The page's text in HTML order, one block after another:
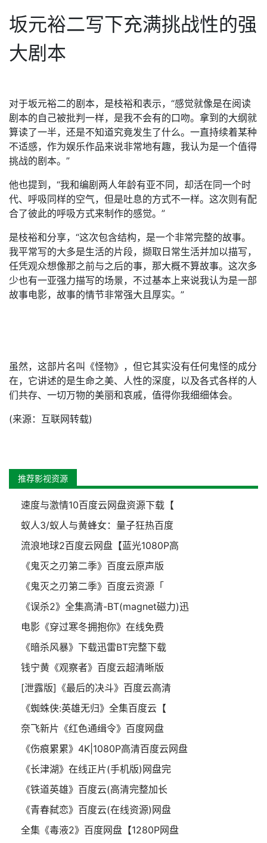
坂元裕二写下充满挑战性的强
大剧本
对于坂元裕二的剧本，是枝裕和表示，“感觉就像是在阅读
剧本的自己被批判一样，是我不会有的口吻。拿到的大纲就
算读了一半，还是不知道究竟发生了什么。一直持续着某种
不适感，作为娱乐作品来说非常地有趣，我认为是一个值得
挑战的剧本。”
他也提到，“我和编剧两人年龄有亚不同，却活在同一个时
代、呼吸同样的空气，但是吐息的方式不一样。这次则有配
合了彼此的呼吸方式来制作的感觉。”
是枝裕和分享，“这次包含结构，是一个非常完整的故事。
我平常写的大多是生活的片段，撷取日常生活并加以描写，
任凭观众想像那之前与之后的事，那大概不算故事。这次多
少也有一亚强力描写的场景，不过基本上来说我认为是一部
故事电影，故事的情节非常强大且厚实。”
虽然，这部片名叫《怪物》，但它其实没有任何鬼怪的成分
在，它讲述的是生命之美、人性的深度，以及各式各样的人
们共存、一切万物的美丽和哀戚，值得你我细细体会。
(来源：互联网转载)
推荐影视资源
速度与激情10百度云网盘资源下载【
蚁人3/蚁人与黄蜂女：量子狂热百度
流浪地球2百度云网盘【蓝光1080P高
《鬼灭之刃第二季》百度云原声版
《鬼灭之刃第二季》百度云资源「
《误杀2》全集高清-BT(magnet磁力)迅
电影《穿过寒冬拥抱你》在线免费
《暗杀风暴》下载迅雷BT完整下载
钱宁黄《观察者》百度云超清晰版
[泄露版]《最后的决斗》百度云高清
《蜘蛛侠:英雄无归》全集百度云【
奈飞新片《红色通缉令》百度网盘
《伤痕累累》4K|1080P高清百度云网盘
《长津湖》在线正片(手机版)网盘完
《铁道英雄》百度云(高清完整加长
《青春弑恋》百度云(在线资源)网盘
全集《毒液2》百度网盘【1280P网盘